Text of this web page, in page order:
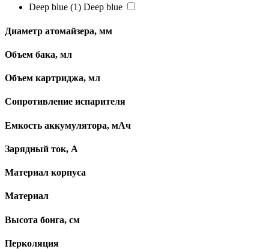
Deep blue (1) Deep blue
Диаметр атомайзера, мм
Объем бака, мл
Объем картриджа, мл
Сопротивление испарителя
Емкость аккумулятора, мАч
Зарядный ток, А
Материал корпуса
Материал
Высота бонга, см
Перколяция